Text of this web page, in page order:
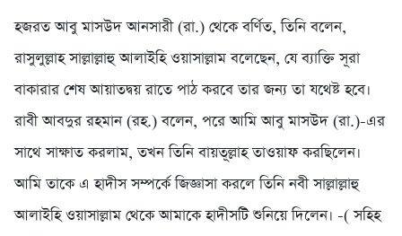
হজরত আবু মাসউদ আনসারী (রা.) থেকে বর্ণিত, তিনি বলেন,
রাসুলুল্লাহ সাল্লাল্লাহু আলাইহি ওয়াসাল্লাম বলেছেন, যে ব্যাক্তি সূরা
বাকারার শেষ আয়াতদ্বয় রাতে পাঠ করবে তার জন্য তা যথেষ্ট হবে।
রাবী আবদুর রহমান (রহ.) বলেন, পরে আমি আবু মাসউদ (রা.)-এর
সাথে সাক্ষাত করলাম, তখন তিনি বায়তূল্লাহ তাওয়াফ করছিলেন।
আমি তাকে এ হাদীস সম্পর্কে জিজ্ঞাসা করলে তিনি নবী সাল্লাল্লাহু
আলাইহি ওয়াসাল্লাম থেকে আমাকে হাদীসটি শুনিয়ে দিলেন। -( সহিহ